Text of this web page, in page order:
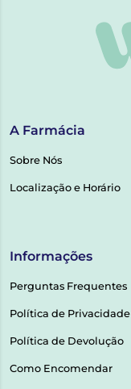
A Farmácia
Sobre Nós
Localização e Horário
Informações
Perguntas Frequentes
Política de Privacidade
Política de Devolução
Como Encomendar